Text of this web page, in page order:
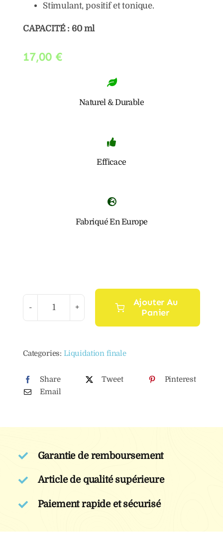
Stimulant, positif et tonique.
CAPACITÉ : 60 ml
17,00 €
Naturel & Durable
Efficace
Fabriqué En Europe
d’argan
thé
Ajouter Au
Panier
Categories: Liquidation finale
Share Tweet
Pinterest
Email
Garantie de remboursement
Article de qualité supérieure
Paiement rapide et sécurisé